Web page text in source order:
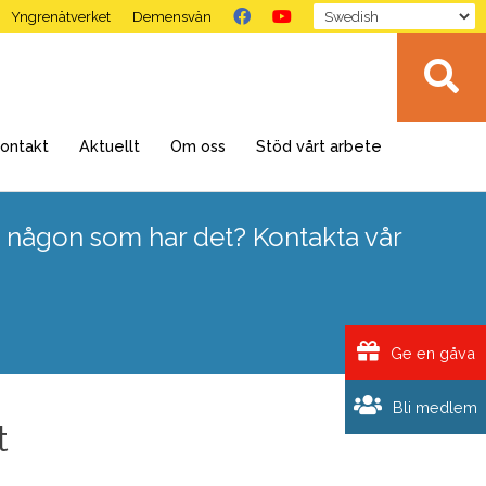
Yngrenätverket Demensvän
Aktuellt Om oss Stöd vårt arbete
som har det? Kontakta vår
Bli medlem
Ge en gåva